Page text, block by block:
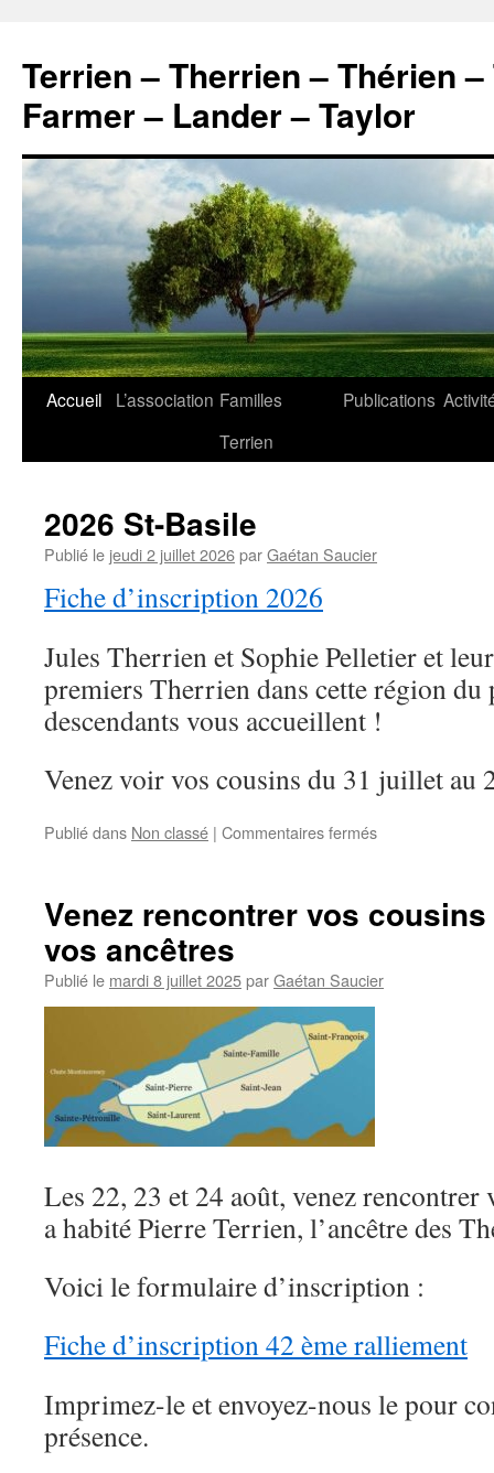
contenu
Terrien – Therrien – Thérien
Farmer – Lander – Taylor
Accueil L’association Familles
Terrien
Publications
2026 St-Basile
Publié le jeudi 2 juillet 2026parGaétan Saucier
Fiche d’inscription 2026
Jules Therrien et Sophie Pelletier et
premiers Therrien dans cette région du
descendants vous accueillent !
Venez voir vos cousins du 31 juillet au
Publié dans Non classé | Commentaires ferméssur
Venez rencontrer vos
vos ancêtres
Publié le mardi 8 juillet 2025parGaétan Saucier
Les 22, 23 et 24 août, venez rencontrer
a habité Pierre Terrien, l’ancêtre des
Voici le formulaire d’inscription :
Fiche d’inscription 42 ème ralliement
Imprimez-le et envoyez-nous le pour
présence.